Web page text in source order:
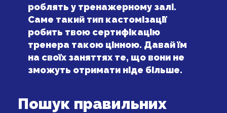
роблять у тренажерному залі.
Саме такий тип кастомізації
робить твою сертифікацію
тренера такою цінною. Давай їм
на своїх заняттях те, що вони не
зможуть отримати ніде більше.
Пошук правильних